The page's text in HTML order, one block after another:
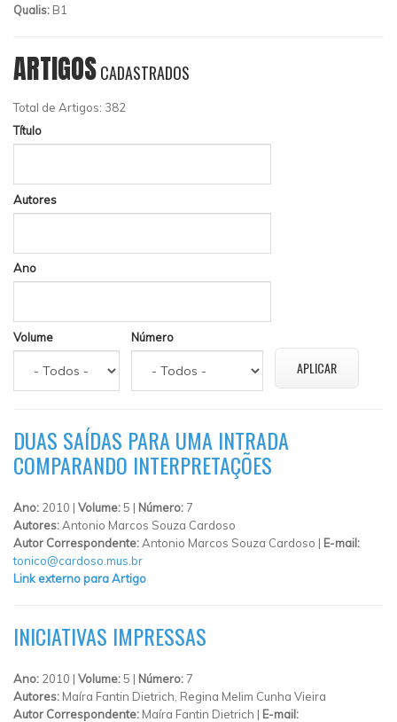
Qualis: B1
ARTIGOSCADASTRADOS
Total de Artigos: 382
Título
Autores
Ano
Volume Número
DUAS SAÍDAS PARA UMA INTRADA
COMPARANDO INTERPRETAÇÕES
Ano: 2010 | Volume:5 | Número: 7
Autores:Antonio Marcos Souza Cardoso
Autor Correspondente:Antonio Marcos Souza Cardoso | E-mail:
tonico@cardoso.mus.br
Link externo para Artigo
INICIATIVAS IMPRESSAS
Ano: 2010 | Volume:5 | Número: 7
Autores: Maíra Fantin Dietrich, Regina Melim Cunha Vieira
Autor Correspondente: Maíra Fantin Dietrich | E-mail: